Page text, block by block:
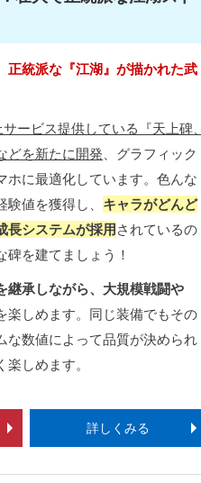
正統派な『江湖』が描かれた武
ービス提供している『天上碑、
どを新たに開発 、グラフィック
ホに最適化しています。色んな
値を獲得し、 キャラがどんど
長システムが採用されているの
を建てましょう！
継承しながら、大規模戦闘や
楽しめます。同じ装備でもその
な数値によって品質が決められ
しめます。
詳しくみる